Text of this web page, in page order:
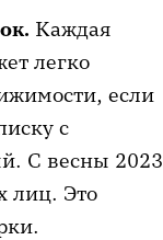
Каждая
легко
если
с
С весны 2023
лиц. Это